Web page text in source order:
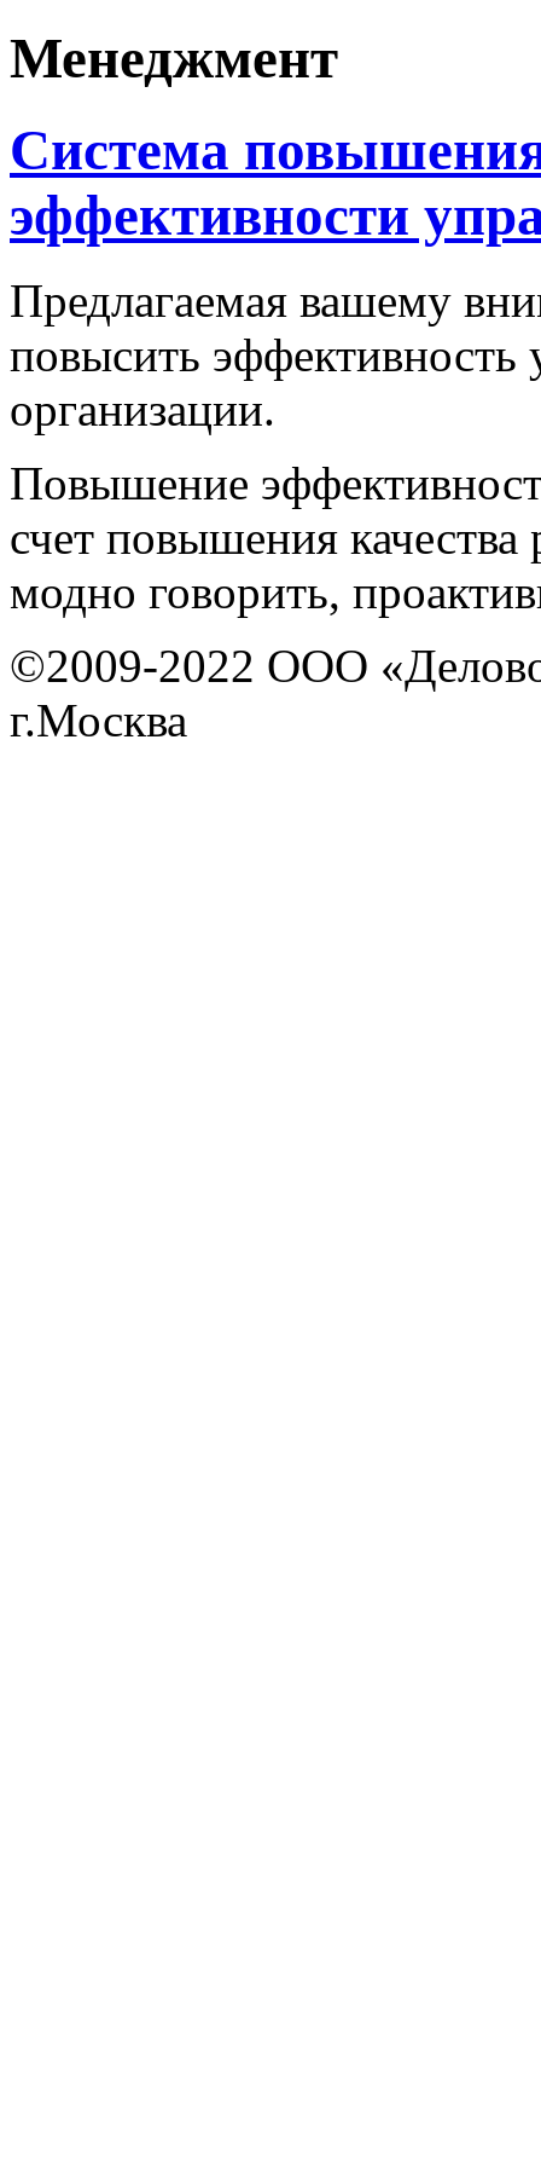
Менеджмент
Система
эффективности
Предлагаемая вашему
повысить эффективность
организации.
Повышение
счет повышения качества
модно говорить,
©2009-2022 ООО
г.Москва